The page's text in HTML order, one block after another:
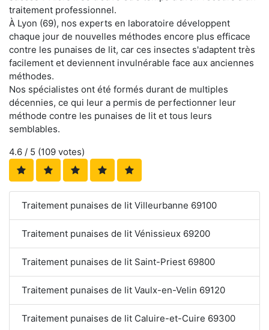
traitement professionnel.
À Lyon (69), nos experts en laboratoire développent
chaque jour de nouvelles méthodes encore plus efficace
contre les punaises de lit, car ces insectes s'adaptent très
facilement et deviennent invulnérable face aux anciennes
méthodes.
Nos spécialistes ont été formés durant de multiples
décennies, ce qui leur a permis de perfectionner leur
méthode contre les punaises de lit et tous leurs
semblables.
4.6 / 5 (109 votes)
Traitement punaises de lit Villeurbanne 69100
Traitement punaises de lit Vénissieux 69200
Traitement punaises de lit Saint-Priest 69800
Traitement punaises de lit Vaulx-en-Velin 69120
Traitement punaises de lit Caluire-et-Cuire 69300